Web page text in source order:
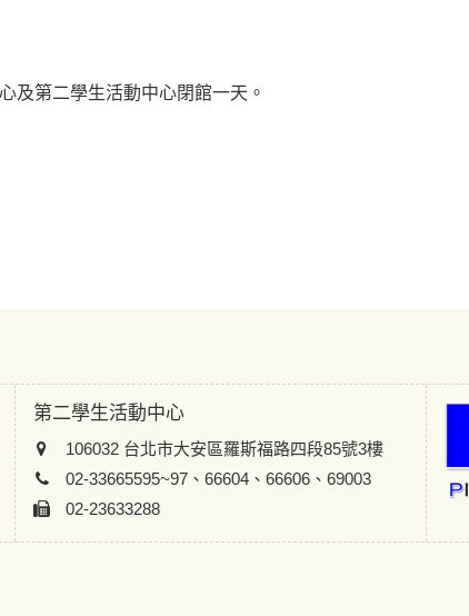
及第二學生活動中心閉館一天。
第二學生活動中心
106032 台北市大安區羅斯福路四段85號3樓
02-33665595~97、66604、66606、69003
02-23633288